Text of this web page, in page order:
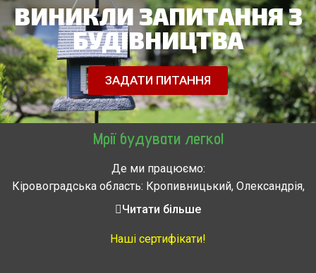
ВИНИКЛИ ЗАПИТАННЯ З
БУДІВНИЦТВА
ЗАДАТИ ПИТАННЯ
Мрії будувати легко!
Де ми працюємо:
Кіровоградська область: Кропивницький, Олександрія,
Знам’янка, Долинська, Новоархангельськ, Світловодськ
Звенигородка, Золотоноша, Каменка, Канев, Корсунь-
Читати більше
Наші сертифікати!